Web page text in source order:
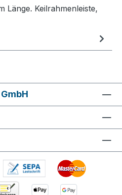
Länge. Keilrahmenleiste,